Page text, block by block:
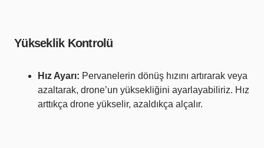
Yükseklik Kontrolü
Hız Ayarı: Pervanelerin dönüş hızını artırarak veya
azaltarak, drone’un yüksekliğini ayarlayabiliriz. Hız
arttıkça drone yükselir, azaldıkça alçalır.